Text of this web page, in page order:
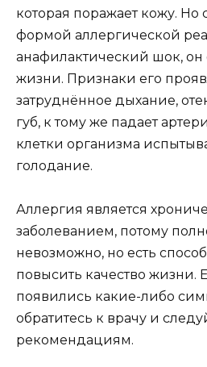
которая поражает кожу. Но
формой аллергической
анафилактический шок, он
жизни. Признаки его
затруднённое дыхание,
губ, к тому же падает
клетки организма
голодание.
Аллергия является
заболеванием, потому
невозможно, но есть
повысить качество жизни.
появились какие-либо
обратитесь к врачу и
рекомендациям.